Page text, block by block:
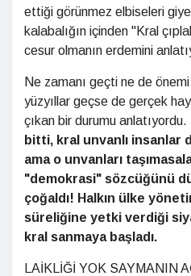
ettiği görünmez elbiseleri
kalabalığın içinden "Kral
cesur olmanın erdemini
Ne zamanı geçti ne de
yüzyıllar geçse de gerçek
çıkan bir durumu anlatıyordu.
bitti, kral unvanlı insanlar
ama o unvanları
"demokrasi" sözcüğünü
çoğaldı! Halkın ülke
süreliğine yetki verdiği
kral sanmaya başladı.
LAİKLİĞİ YOK SAYMANIN